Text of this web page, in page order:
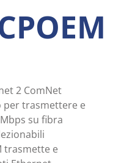
2 ComNet
per trasmettere e
su fibra
trasmette e